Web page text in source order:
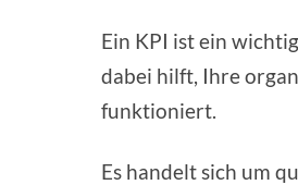
Ein KPI ist ein
dabei hilft, Ihre
funktioniert.
Es handelt sich um